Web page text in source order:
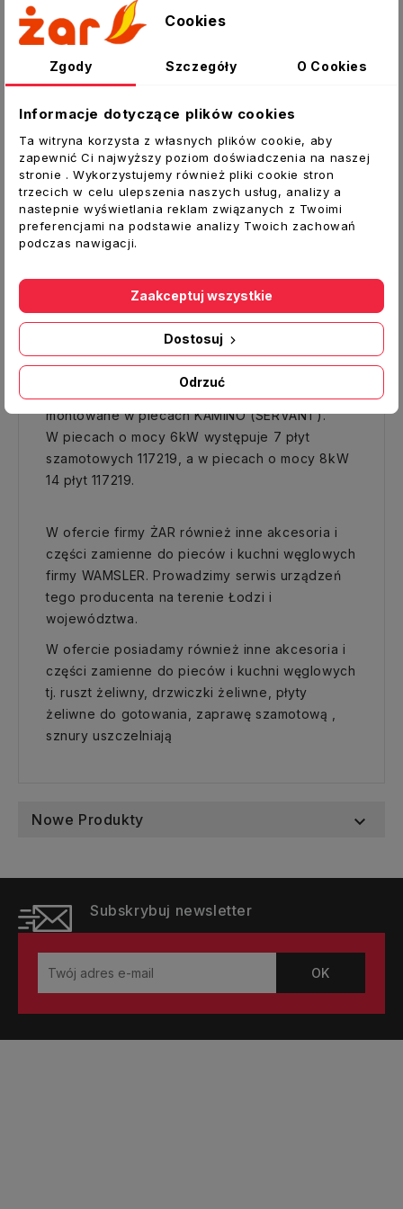
Opis
Szczegóły produktu
Płyta szamotowa tylna/boczna do pieca
KAMINO producent WAMSLER
Oferta dotyczy płyty szamotowejnr 117219
montowanej z tyłu i na bokach (na dole)
paleniska pieca KAMINO.
Wymiary:
243 x 134 x 35 mm
Produkt oryginalny, wyprodukowany na
Węgrzech.
montowane w piecach KAMINO (SERVANT).
W piecach o mocy 6kW występuje 7 płyt
szamotowych 117219, a w piecach o mocy 8kW
14 płyt 117219.
W ofercie firmy ŻAR również inne akcesoria i
części zamienne do pieców i kuchni węglowych
firmy WAMSLER. Prowadzimy serwis urządzeń
tego producenta na terenie Łodzi i
województwa.
W ofercie posiadamy również inne akcesoria i
części zamienne do pieców i kuchni węglowych
tj. ruszt żeliwny, drzwiczki żeliwne, płyty
żeliwne do gotowania, zaprawę szamotową ,
sznury uszczelniają
Nowe Produkty 
Subskrybuj newsletter
Cookies
Zgody Szczegóły O Cookies
Informacje dotyczące plików cookies
Ta witryna korzysta z własnych plików cookie, aby
zapewnić Ci najwyższy poziom doświadczenia na naszej
stronie . Wykorzystujemy również pliki cookie stron
trzecich w celu ulepszenia naszych usług, analizy a
nastepnie wyświetlania reklam związanych z Twoimi
preferencjami na podstawie analizy Twoich zachowań
podczas nawigacji.
Odrzuć
Dostosuj
Zaakceptuj wszystkie